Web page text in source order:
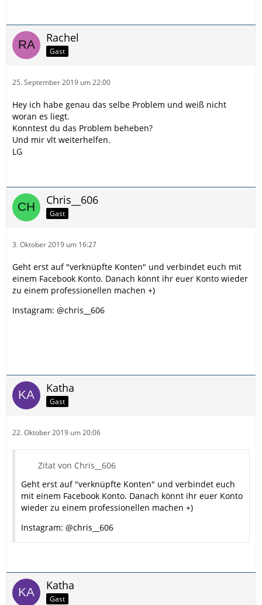
Rachel
Gast
25. September 2019 um 22:00
Hey ich habe genau das selbe Problem und weiß nicht
woran es liegt.
Konntest du das Problem beheben?
Und mir vlt weiterhelfen.
LG
Chris__606
Gast
3. Oktober 2019 um 16:27
Geht erst auf "verknüpfte Konten" und verbindet euch mit
einem Facebook Konto. Danach könnt ihr euer Konto wieder
zu einem professionellen machen +)
Instagram: @chris__606
Katha
Gast
22. Oktober 2019 um 20:06
Zitat von Chris__606
Geht erst auf "verknüpfte Konten" und verbindet euch
mit einem Facebook Konto. Danach könnt ihr euer Konto
wieder zu einem professionellen machen +)
Instagram: @chris__606
Katha
Gast